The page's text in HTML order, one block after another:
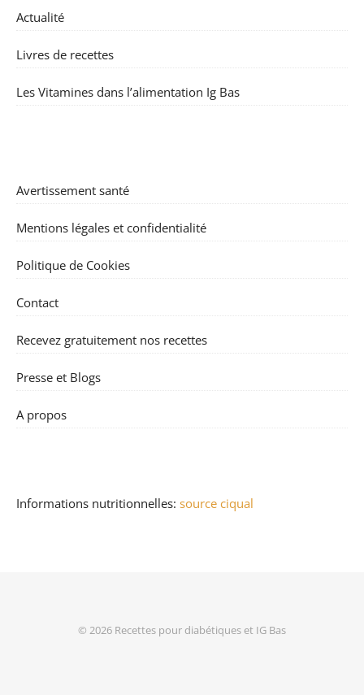
Actualité
Livres de recettes
Les Vitamines dans l’alimentation Ig Bas
Avertissement santé
Mentions légales et confidentialité
Politique de Cookies
Contact
Recevez gratuitement nos recettes
Presse et Blogs
A propos
Informations nutritionnelles: source ciqual
© 2026 Recettes pour diabétiques et IG Bas